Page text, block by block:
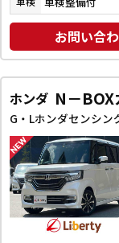
お問い合
ホンダ N－